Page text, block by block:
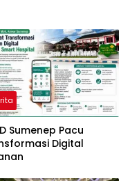
Sumenep Pacu
Digital